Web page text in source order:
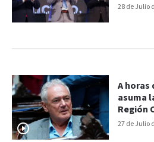
28 de Julio
27 de Julio
A horas
asuma
Región